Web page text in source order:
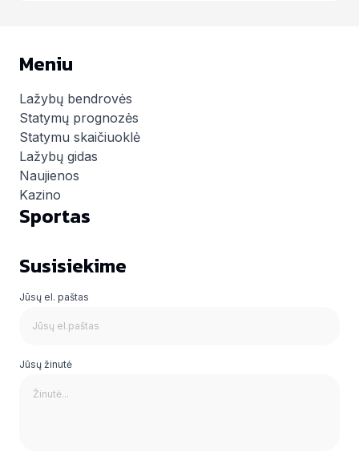
Meniu
Lažybų bendrovės
Statymų prognozės
Statymu skaičiuoklė
Lažybų gidas
Naujienos
Kazino
Sportas
Susisiekime
Jūsų el. paštas
Jūsų žinutė